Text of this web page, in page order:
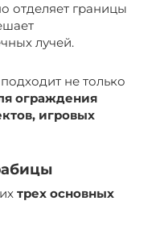
отделяет границы
лучей.
не только
ограждения
игровых
трех основных